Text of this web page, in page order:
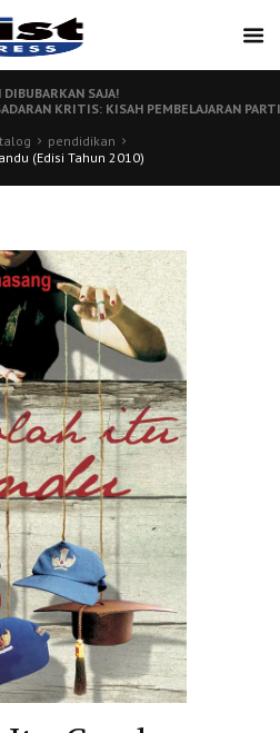
DIBUBARKAN SAJA!
KRITIS: KISAH PEMBELAJARAN
pendidikan
(Edisi Tahun 2010)